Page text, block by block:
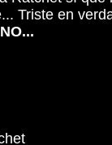
Triste en